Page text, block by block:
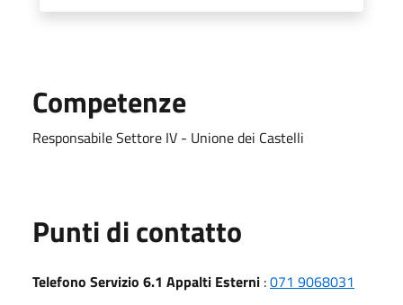
Competenze
Responsabile Settore IV - Unione dei Castelli
Punti di contatto
Telefono Servizio 6.1 Appalti Esterni :071 9068031